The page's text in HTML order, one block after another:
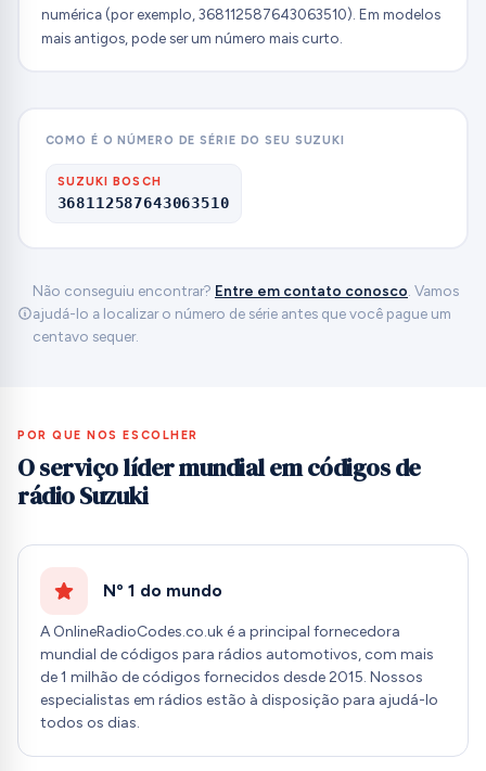
numérica (por exemplo, 368112587643063510). Em modelos
mais antigos, pode ser um número mais curto.
COMO É O NÚMERO DE SÉRIE DO SEU SUZUKI
SUZUKI BOSCH
368112587643063510
Não conseguiu encontrar? Entre em contato conosco . Vamos
ajudá-lo a localizar o número de série antes que você pague um
centavo sequer.
POR QUE NOS ESCOLHER
O serviço líder mundial em códigos de
rádio Suzuki
Nº 1 do mundo
A OnlineRadioCodes.co.uk é a principal fornecedora
mundial de códigos para rádios automotivos, com mais
de 1 milhão de códigos fornecidos desde 2015. Nossos
especialistas em rádios estão à disposição para ajudá-lo
todos os dias.